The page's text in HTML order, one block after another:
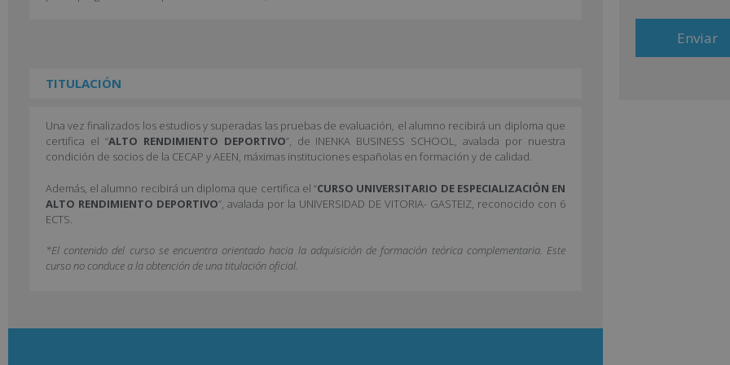
TITULACIÓN
Una vez finalizados los estudios y superadas las pruebas de evaluación, el alumno recibirá un diploma que
certifica el “ALTO RENDIMIENTO DEPORTIVO”, de INENKA BUSINESS SCHOOL, avalada por nuestra
condición de socios de la CECAP y AEEN, máximas instituciones españolas en formación y de calidad.
Además, el alumno recibirá un diploma que certifica el “CURSO UNIVERSITARIO DE ESPECIALIZACIÓN EN
ALTO RENDIMIENTO DEPORTIVO”, avalada por la UNIVERSIDAD DE VITORIA- GASTEIZ, reconocido con 6
ECTS.
*El contenido del curso se encuentra orientado hacia la adquisición de formación teórica complementaria. Este
curso no conduce a la obtención de una titulación oficial.
Derechos:
identificándose